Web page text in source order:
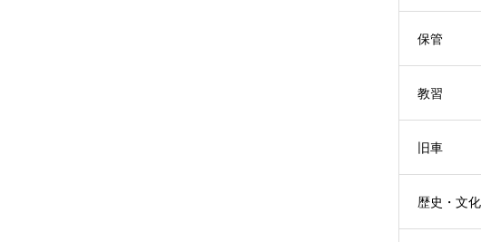
保管
教習
旧車
歴史・文化